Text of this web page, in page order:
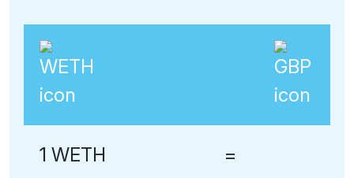
1 WETH =